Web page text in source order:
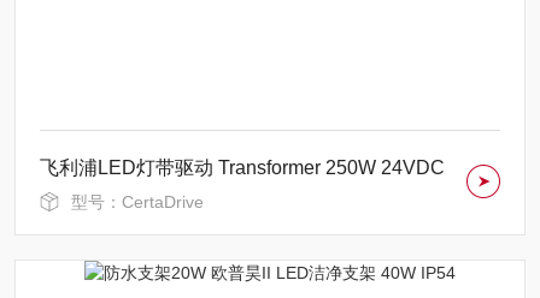
飞利浦LED灯带驱动 Transformer 250W 24VDC
型号：CertaDrive